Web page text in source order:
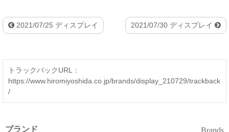
2021/07/25 ディスプレイ 2021/07/30 ディスプレイ
トラックバックURL：
https://www.hiromiyoshida.co.jp/brands/display_210729/trackback
/
ブランド